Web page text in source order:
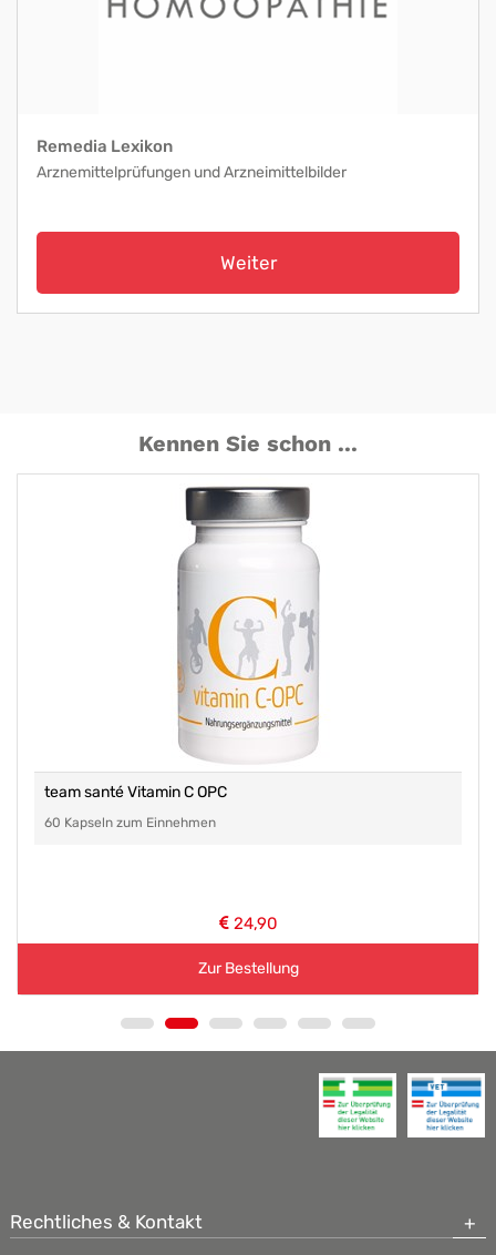
Remedia Lexikon
Arznemittelprüfungen und Arzneimittelbilder
Weiter
Kennen Sie schon ...
team santé Vitamin C OPC
60 Kapseln zum Einnehmen
24,90
Zur Bestellung
Rechtliches & Kontakt